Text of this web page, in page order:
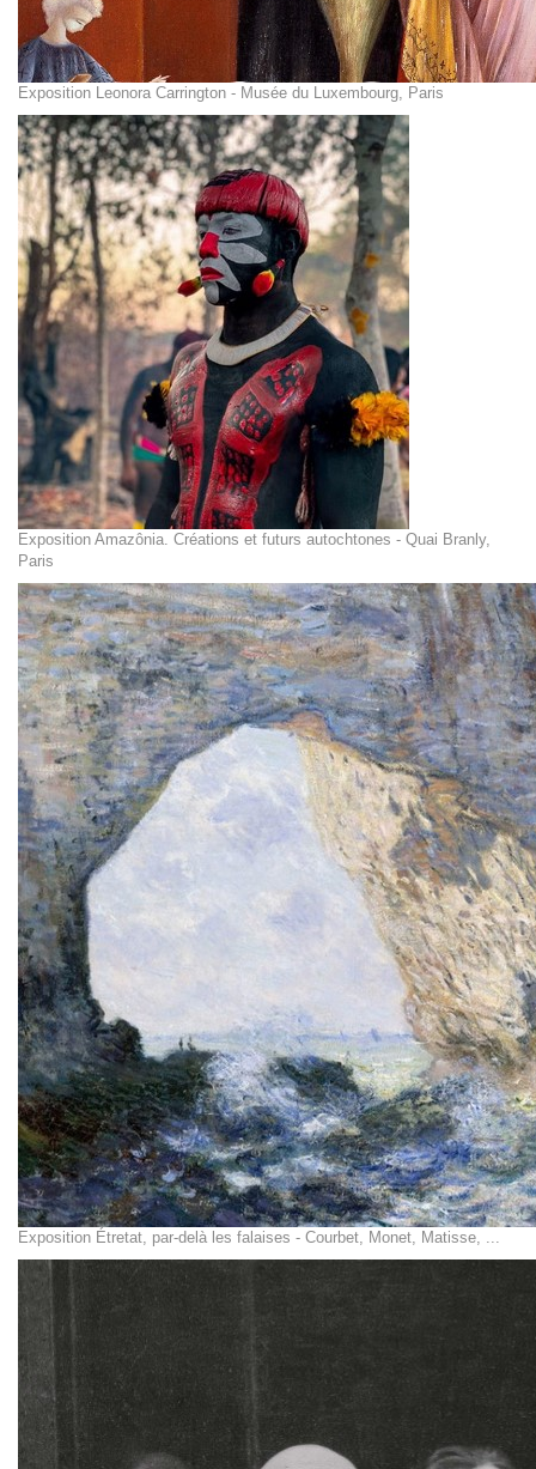
Exposition Leonora Carrington - Musée du Luxembourg, Paris
Exposition Amazônia. Créations et futurs autochtones - Quai Branly,
Paris
Exposition Étretat, par-delà les falaises - Courbet, Monet, Matisse, ...